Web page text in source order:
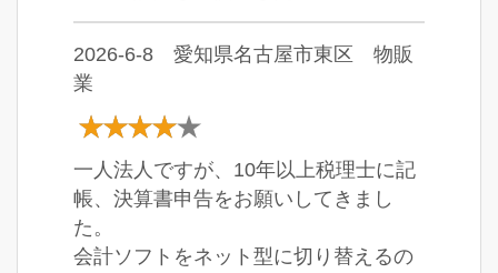
2026-6-8 愛知県名古屋市東区 物販
業
一人法人ですが、10年以上税理士に記
帳、決算書申告をお願いしてきまし
た。
会計ソフトをネット型に切り替えるの